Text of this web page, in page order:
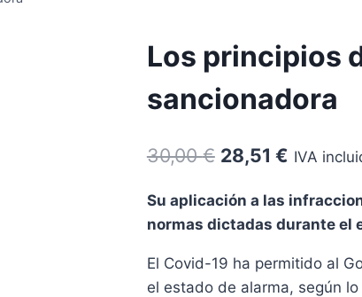
Los principios
sancionadora
30,00€ El
original
30,00 €.
28,51 €El
actual
28,51 €.
IVA
Su aplicación a las
normas dictadas durante el
El Covid-19 ha permitido al
el estado de alarma, según